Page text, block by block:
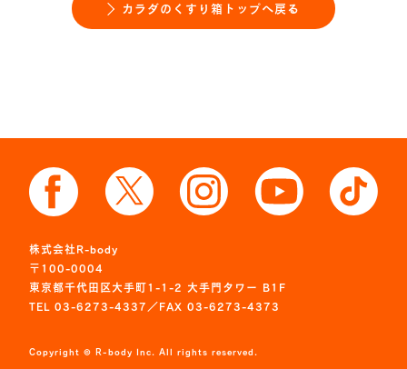
カラダのくすり箱トップへ戻る
株式会社R-body
〒100-0004
東京都千代田区大手町1-1-2 大手門タワー B1F
TEL 03-6273-4337／FAX 03-6273-4373
Copyright © R-body Inc. All rights reserved.